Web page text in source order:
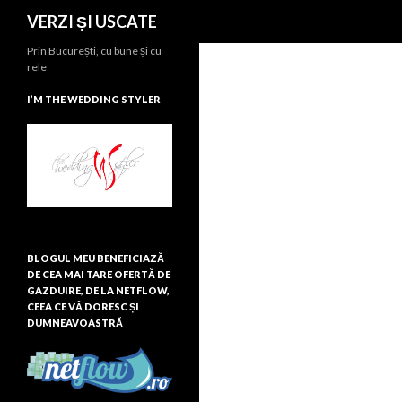
VERZI ȘI USCATE
Prin București, cu bune și cu
rele
I’M THE WEDDING STYLER
BLOGUL MEU BENEFICIAZĂ
DE CEA MAI TARE OFERTĂ DE
GAZDUIRE, DE LA NETFLOW,
CEEA CE VĂ DORESC ȘI
DUMNEAVOASTRĂ